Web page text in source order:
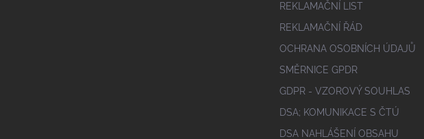
REKLAMAČNÍ LIST
REKLAMAČNÍ ŘÁD
OCHRANA OSOBNÍCH ÚDAJŮ
SMĚRNICE GPDR
GDPR - VZOROVÝ SOUHLAS
DSA; KOMUNIKACE S ČTÚ
DSA NAHLÁŠENÍ OBSAHU